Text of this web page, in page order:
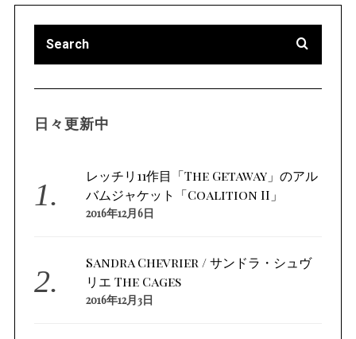
日々更新中
レッチリ11作目「The Getaway」のアル
バムジャケット「Coalition II」
2016年12月6日
Sandra Chevrier / サンドラ・シュヴ
リエ The Cages
2016年12月3日